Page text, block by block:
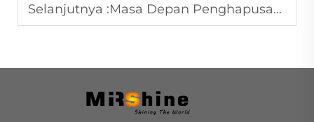
Selanjutnya :Masa Depan Penghapusan Sulfur Gas Asap: Inovasi dan Tren